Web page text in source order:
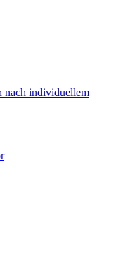
nach individuellem